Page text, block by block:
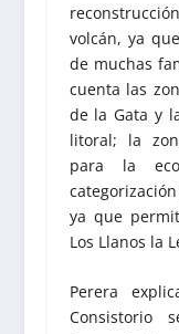
volcán, ya
de muchas
cuenta las
de la Gata y
litoral; la
para la
ya que
Los Llanos la
Perera
Consistorio